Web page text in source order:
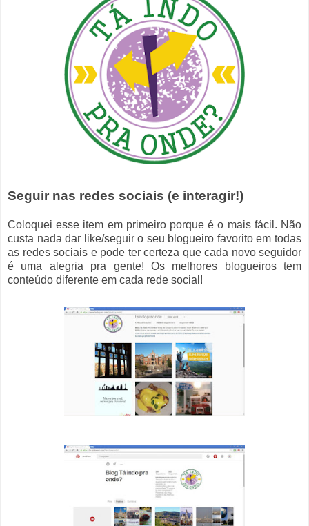
Seguir nas redes sociais (e interagir!)
Coloquei esse item em primeiro porque é o mais fácil. Não
custa nada dar like/seguir o seu blogueiro favorito em todas
as redes sociais e pode ter certeza que cada novo seguidor
é uma alegria pra gente! Os melhores blogueiros tem
conteúdo diferente em cada rede social!